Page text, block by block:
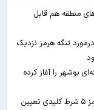
منطقه هم قابل
تنگه هرمز نزدیک
بوشهر را آغاز کرده
وال‌استریت ژورنال: تهران برای بازگشایی تنگه هرمز ۵ شرط کلیدی تعیین